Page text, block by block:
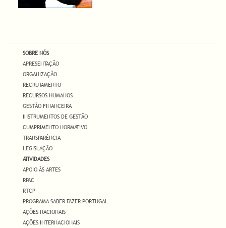
SOBRE NÓS
APRESENTAÇÃO
ORGANIZAÇÃO
RECRUTAMENTO
RECURSOS HUMANOS
GESTÃO FINANCEIRA
INSTRUMENTOS DE GESTÃO
CUMPRIMENTO NORMATIVO
TRANSPARÊNCIA
LEGISLAÇÃO
ATIVIDADES
APOIO ÀS ARTES
RPAC
RTCP
PROGRAMA SABER FAZER PORTUGAL
AÇÕES NACIONAIS
AÇÕES INTERNACIONAIS